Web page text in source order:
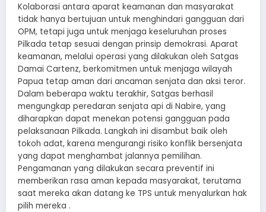
Kolaborasi antara aparat keamanan dan masyarakat
tidak hanya bertujuan untuk menghindari gangguan dari
OPM, tetapi juga untuk menjaga keseluruhan proses
Pilkada tetap sesuai dengan prinsip demokrasi. Aparat
keamanan, melalui operasi yang dilakukan oleh Satgas
Damai Cartenz, berkomitmen untuk menjaga wilayah
Papua tetap aman dari ancaman senjata dan aksi teror.
Dalam beberapa waktu terakhir, Satgas berhasil
mengungkap peredaran senjata api di Nabire, yang
diharapkan dapat menekan potensi gangguan pada
pelaksanaan Pilkada. Langkah ini disambut baik oleh
tokoh adat, karena mengurangi risiko konflik bersenjata
yang dapat menghambat jalannya pemilihan.
Pengamanan yang dilakukan secara preventif ini
memberikan rasa aman kepada masyarakat, terutama
saat mereka akan datang ke TPS untuk menyalurkan hak
pilih mereka .